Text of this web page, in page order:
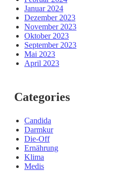
Januar 2024
Dezember 2023
November 2023
Oktober 2023
September 2023
Mai 2023
April 2023
Categories
Candida
Darmkur
Die-Off
Ernährung
Klima
Medis